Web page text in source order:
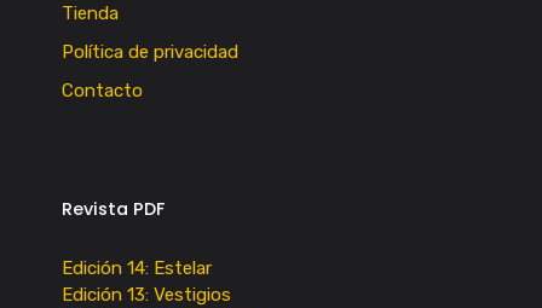
Tienda
Política de privacidad
Contacto
Revista PDF
Edición 14: Estelar
Edición 13: Vestigios